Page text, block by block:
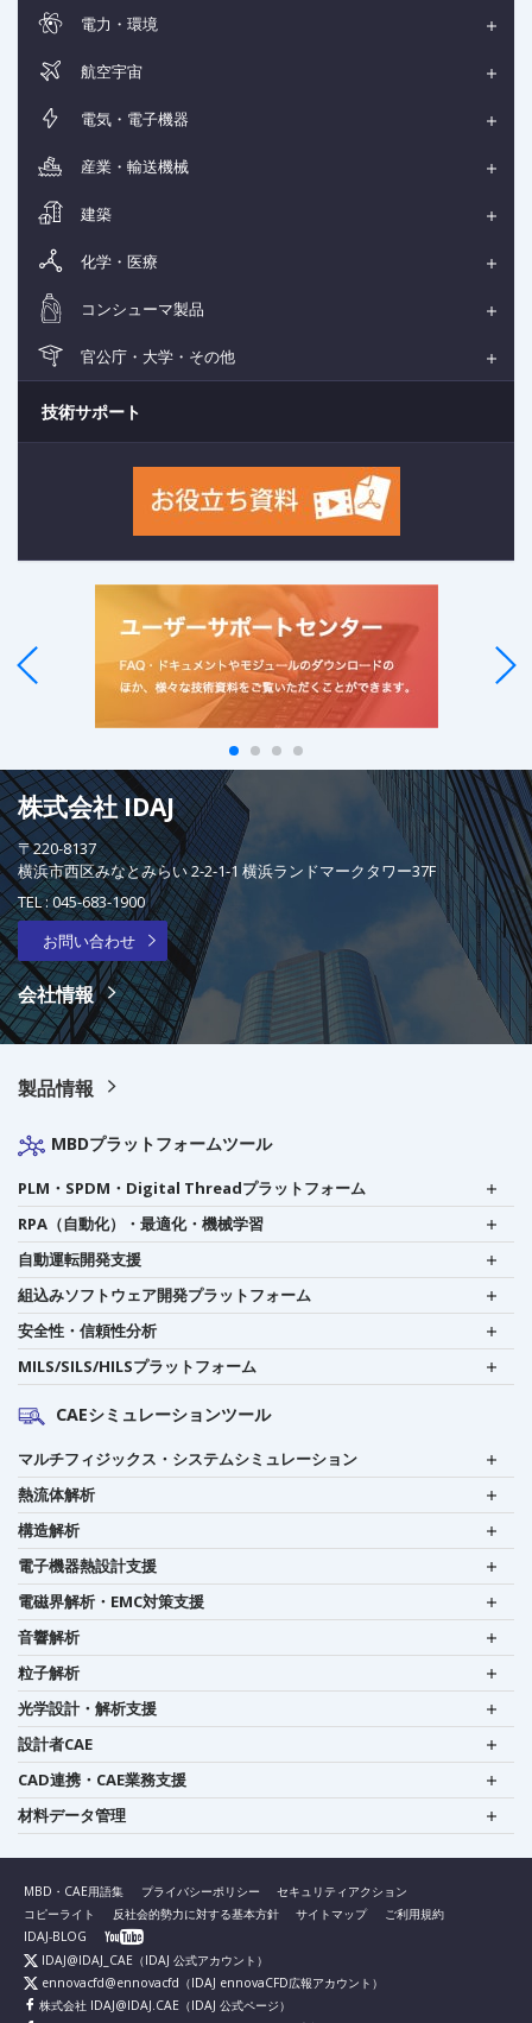
電力・環境
航空宇宙
電気・電子機器
産業・輸送機械
建築
化学・医療
コンシューマ製品
官公庁・大学・その他
技術サポート
株式会社 IDAJ
〒220-8137
横浜市西区みなとみらい 2-2-1-1 横浜ランドマークタワー37F
TEL :045-683-1900
お問い合わせ
会社情報
製品情報
MBDプラットフォームツール
PLM・SPDM・Digital Threadプラットフォーム
RPA（自動化）・最適化・機械学習
自動運転開発支援
組込みソフトウェア開発プラットフォーム
安全性・信頼性分析
MILS/SILS/HILSプラットフォーム
CAEシミュレーションツール
マルチフィジックス・システムシミュレーション
熱流体解析
構造解析
電子機器熱設計支援
電磁界解析・EMC対策支援
音響解析
粒子解析
光学設計・解析支援
設計者CAE
CAD連携・CAE業務支援
材料データ管理
MBD・CAE用語集 プライバシーポリシー
セキュリティアクション
コピーライト
反社会的勢力に対する基本方針 サイトマップ
ご利用規約
IDAJ-BLOG
IDAJ@IDAJ_CAE （IDAJ 公式アカウント）
ennovacfd@ennovacfd （IDAJ ennovaCFD広報アカウント）
株式会社 IDAJ@IDAJ.CAE （IDAJ 公式ページ）